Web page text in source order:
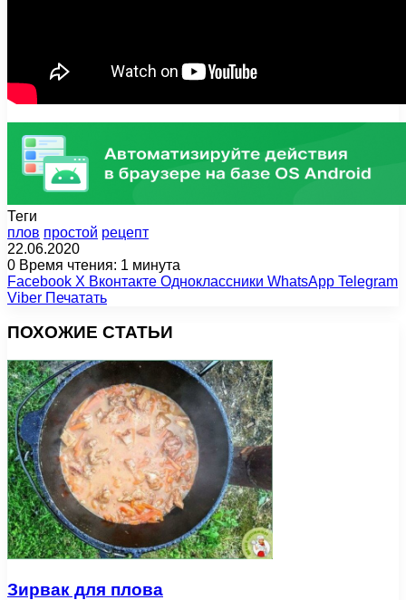
Теги
плов простой рецепт
22.06.2020
0 Время чтения: 1 минута
Facebook X Вконтакте Одноклассники WhatsApp Telegram
Viber Печатать
ПОХОЖИЕ СТАТЬИ
Зирвак для плова